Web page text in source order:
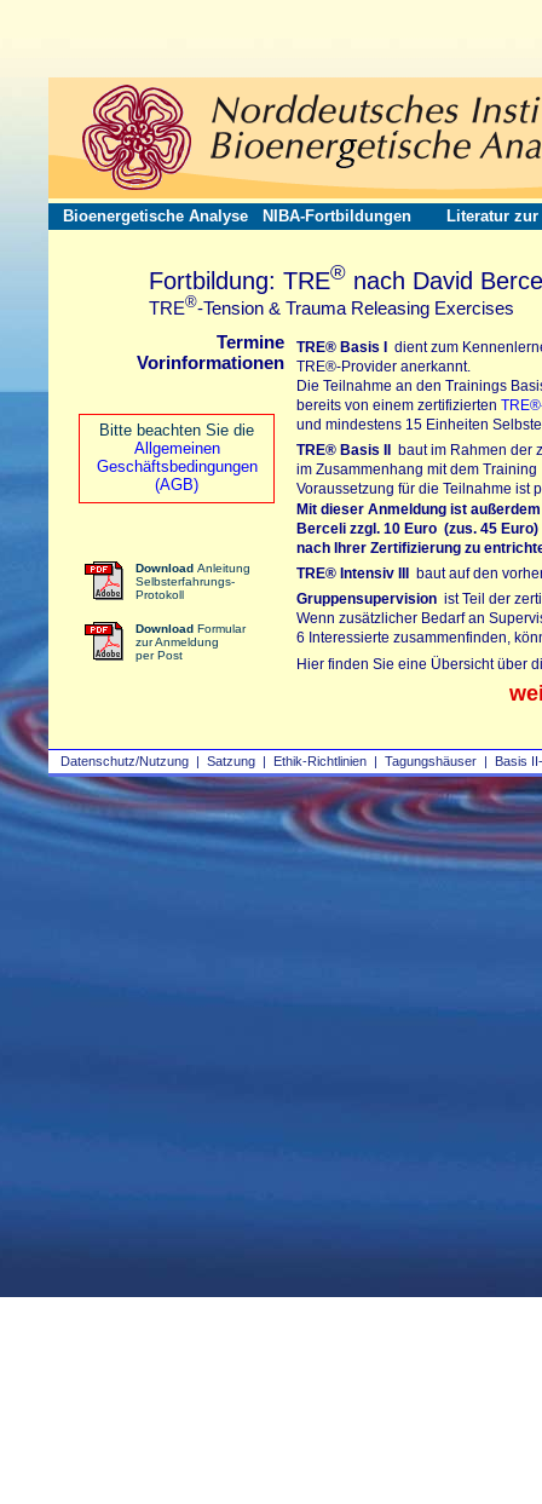
Datenschutz/Nutzung | Satzung | Ethik-Richtlinien | Tagungshäuser | Basis
Bioenergetische Analyse NIBA-Fortbildungen Literatur zur
Fortbildung: TRE® nach David
TRE®-Tension & Trauma Releasing Exercises
Bitte beachten Sie die
Allgemeinen
Geschäftsbedingungen
(AGB)
Termine
Vorinformationen
Download Anleitung
Selbsterfahrungs-
Protokoll
Download Formular
zur Anmeldung
per Post
TRE® Basis I dient zum
TRE®-Provider anerkannt.
Die Teilnahme an den Trainings
bereits von einem zertifizierten
und mindestens 15 Einheiten
TRE® Basis II baut im Rahmen der
im Zusammenhang mit dem
Voraussetzung für die Teilnahme ist
Mit dieser Anmeldung ist
Berceli zzgl. 10 Euro (zus. 45
nach Ihrer Zertifizierung zu
TRE® Intensiv III baut auf den
Gruppensupervision ist Teil der
Wenn zusätzlicher Bedarf an
6 Interessierte zusammenfinden,
Hier finden Sie eine Übersicht über